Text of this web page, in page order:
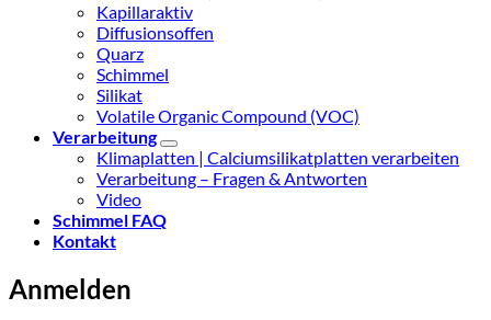
Kapillaraktiv
Diffusionsoffen
Quarz
Schimmel
Silikat
Volatile Organic Compound (VOC)
Verarbeitung
Klimaplatten | Calciumsilikatplatten verarbeiten
Verarbeitung – Fragen & Antworten
Video
Schimmel FAQ
Kontakt
Anmelden